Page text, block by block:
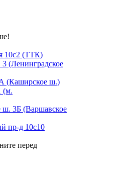
10с2 (ТТК)
(Ленинградское
(Каширское ш.)
(м.
3Б (Варшавское
пр-д 10с10
перед